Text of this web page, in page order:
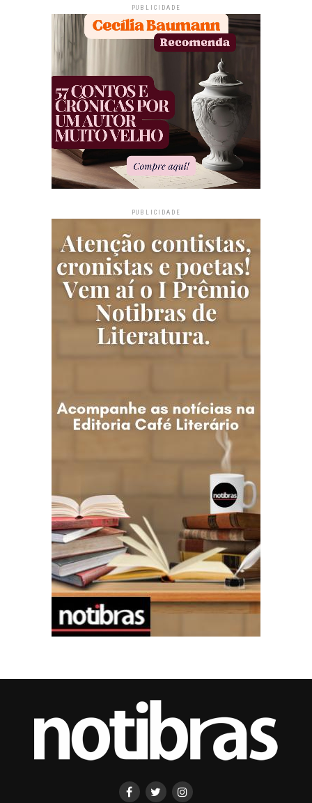
PUBLICIDADE
PUBLICIDADE